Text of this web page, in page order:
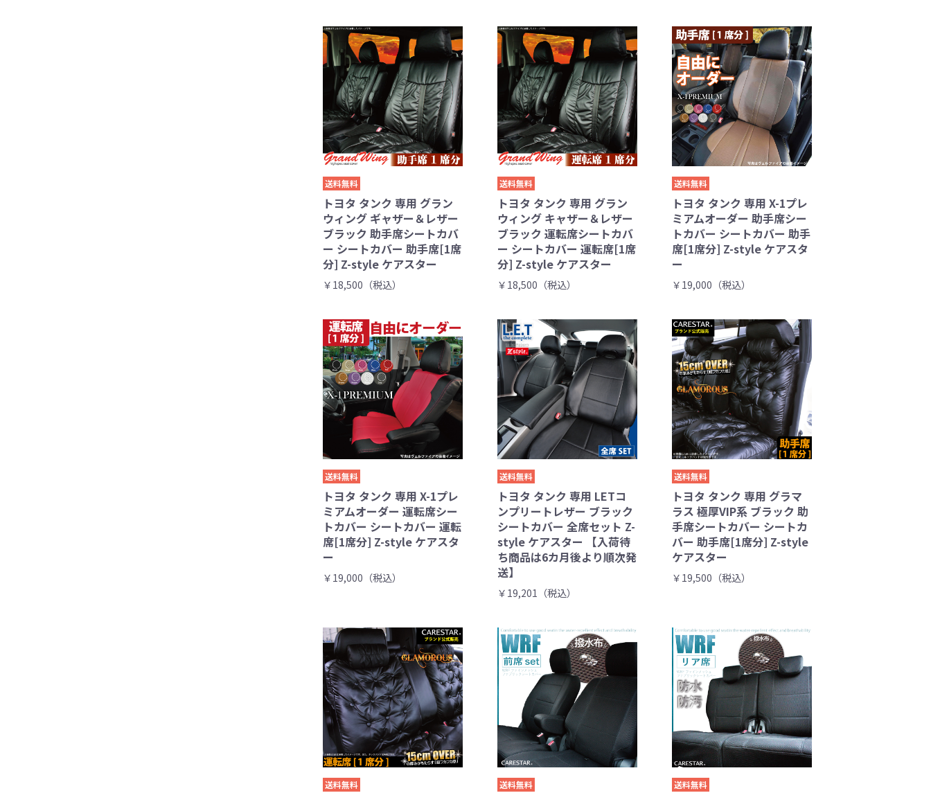
送料無料
トヨタ タンク 専用 グラン
ウィング ギャザー＆レザー
ブラック 助手席シートカバ
ー シートカバー 助手席[1席
分] Z-style ケアスター
￥18,500（税込）
送料無料
トヨタ タンク 専用 グラン
ウィング キャザー＆レザー
ブラック 運転席シートカバ
ー シートカバー 運転席[1席
分] Z-style ケアスター
￥18,500（税込）
送料無料
トヨタ タンク 専用 X-1プレ
ミアムオーダー 助手席シー
トカバー シートカバー 助手
席[1席分] Z-style ケアスタ
ー
￥19,000（税込）
送料無料
トヨタ タンク 専用 X-1プレ
ミアムオーダー 運転席シー
トカバー シートカバー 運転
席[1席分] Z-style ケアスタ
ー
￥19,000（税込）
送料無料
トヨタ タンク 専用 LETコ
ンプリートレザー ブラック
シートカバー 全席セット Z-
style ケアスター 【入荷待
ち商品は6カ月後より順次発
送】
￥19,201（税込）
送料無料
トヨタ タンク 専用 グラマ
ラス 極厚VIP系 ブラック 助
手席シートカバー シートカ
バー 助手席[1席分] Z-style
ケアスター
￥19,500（税込）
送料無料 送料無料 送料無料